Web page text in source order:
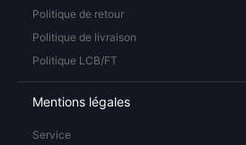
Politique de retour
Politique de livraison
Politique LCB/FT
Mentions légales
Service